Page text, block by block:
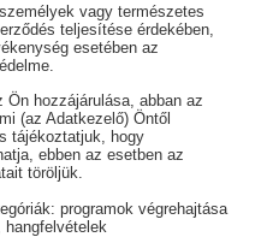
vagy természetes
teljesítése érdekében,
esetében az
Ön hozzájárulása, abban az
(az Adatkezelő) Öntől
tájékoztatjuk, hogy
ebben az esetben az
töröljük.
programok végrehajtása